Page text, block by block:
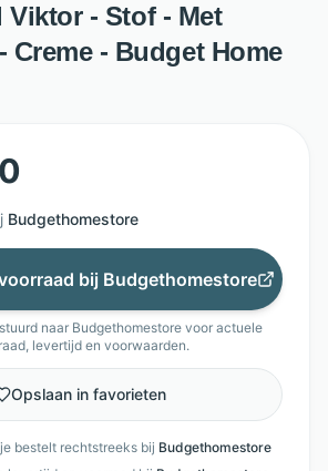
Viktor - Stof - Met
Creme - Budget Home
Budgethomestore
bij Budgethomestore
naar Budgethomestorevoor actuele
levertijd en voorwaarden.
Opslaan in favorieten
bestelt rechtstreeks bij Budgethomestore